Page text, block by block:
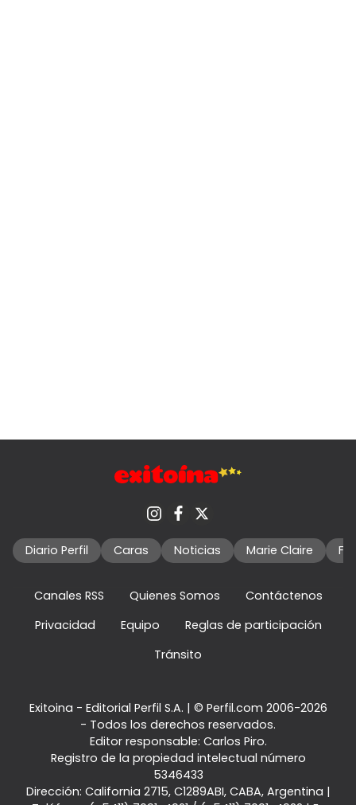
Diario Perfil Caras Noticias Marie Claire
Canales RSS Quienes Somos
Contáctenos
Privacidad
Equipo
Reglas de participación
Tránsito
Exitoina - Editorial Perfil S.A. | © Perfil.com 2006-2026
- Todos los derechos reservados.
Editor responsable: Carlos Piro.
Registro de la propiedad intelectual número
5346433
Dirección: California 2715, C1289ABI, CABA, Argentina |